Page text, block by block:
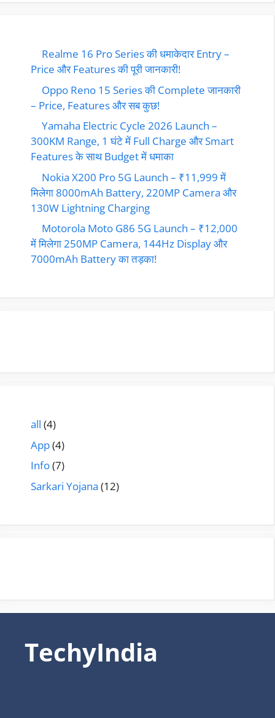
Realme 16 Pro Series की धमाकेदार Entry –
Price और Features की पूरी जानकारी!
Oppo Reno 15 Series की Complete जानकारी
– Price, Features और सब कुछ!
Yamaha Electric Cycle 2026 Launch –
300KM Range, 1 घंटे में Full Charge और Smart
Features के साथ Budget में धमाका
Nokia X200 Pro 5G Launch – ₹11,999 में
मिलेगा 8000mAh Battery, 220MP Camera और
130W Lightning Charging
Motorola Moto G86 5G Launch – ₹12,000
में मिलेगा 250MP Camera, 144Hz Display और
7000mAh Battery का तड़का!
all (4)
App(4)
Info(7)
Sarkari Yojana (12)
TechyIndia